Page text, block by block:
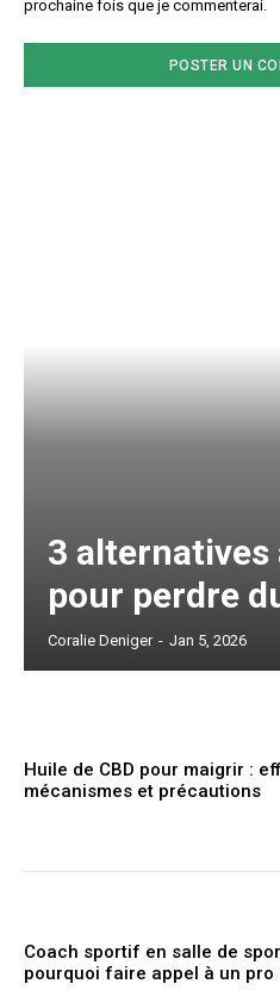
prochaine fois que je commenterai.
3 alternatives
pour perdre
Coralie Deniger - Jan 5, 2026
Huile de CBD pour maigrir :
mécanismes et précautions
Coach sportif en salle de
pourquoi faire appel à un pro